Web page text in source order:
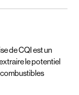
de CQI est un
le potentiel
combustibles